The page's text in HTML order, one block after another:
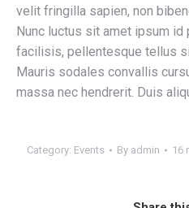
velit fringilla sapien, non
Nunc luctus sit amet ipsum id
facilisis, pellentesque tellus
Mauris sodales convallis
massa nec hendrerit. Duis
Category: Events By admin 16